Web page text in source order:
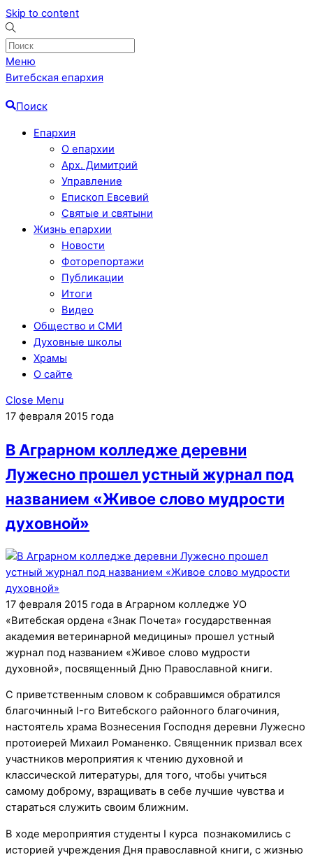
Skip to content
Меню
Витебская епархия
Поиск
Епархия
О епархии
Арх. Димитрий
Управление
Епископ Евсевий
Святые и святыни
Жизнь епархии
Новости
Фоторепортажи
Публикации
Итоги
Видео
Общество и СМИ
Духовные школы
Храмы
О сайте
Close Menu
17 февраля 2015 года
В Аграрном колледже деревни
Лужесно прошел устный журнал под
названием «Живое слово мудрости
духовной»
17 февраля 2015 года в Аграрном колледже УО
«Витебская ордена «Знак Почета» государственная
академия ветеринарной медицины» прошел устный
журнал под названием «Живое слово мудрости
духовной», посвященный Дню Православной книги.
С приветственным словом к собравшимся обратился
благочинный I-го Витебского районного благочиния,
настоятель храма Вознесения Господня деревни Лужесно
протоиерей Михаил Романенко. Священник призвал всех
участников мероприятия к чтению духовной и
классической литературы, для того, чтобы учиться
самому доброму, взращивать в себе лучшие чувства и
стараться служить своим ближним.
В ходе мероприятия студенты I курса познакомились с
историей учреждения Дня православной книги, с жизнью